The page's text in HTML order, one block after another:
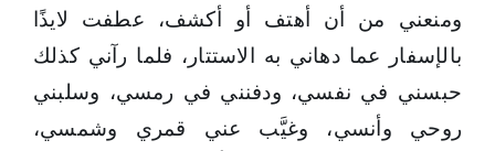
ومنعني من أن أهتف أو أكشف، عطفت لايذًا
بالإسفار عما دهاني به الاستتار، فلما رآني كذلك
حبسني في نفسي، ودفنني في رمسي، وسلبني
روحي وأنسي، وغيَّب عني قمري وشمسي،